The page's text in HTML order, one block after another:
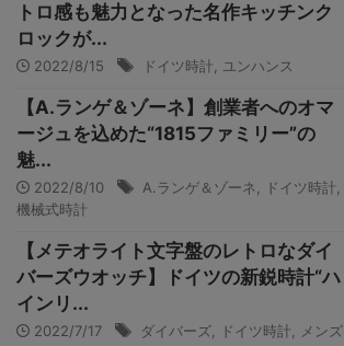
トロ感も魅力となった名作キッチンク
ロックが...
2022/8/15 ドイツ時計 ユンハンス
【A.ランゲ＆ゾーネ】創業者へのオマ
ージュを込めた“1815ファミリー”の
魅...
2022/8/10 A.ランゲ＆ゾーネ ドイツ時計
機械式時計
【メテオライト文字盤のレトロなダイ
バーズウオッチ】ドイツの新鋭時計“ハ
インリ...
2022/7/17 ダイバーズ ドイツ時計
メンズ